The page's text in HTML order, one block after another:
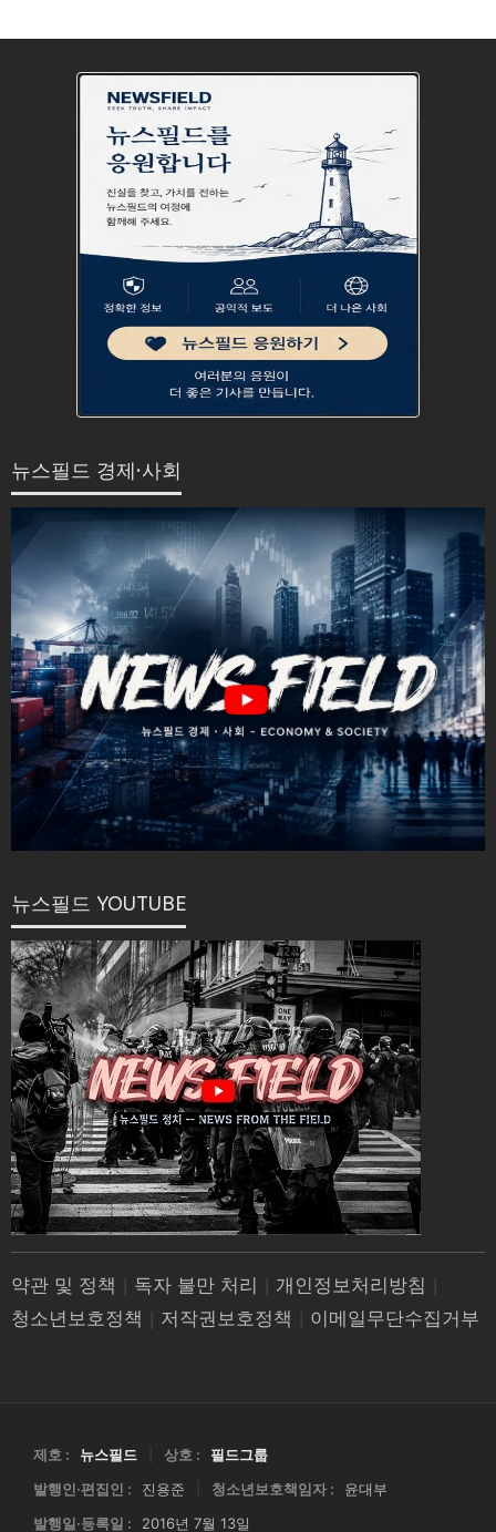
뉴스필드 경제·사회
뉴스필드 YOUTUBE
약관 및 정책 | 독자 불만 처리 | 개인정보처리방침 |
청소년보호정책 | 저작권보호정책 | 이메일무단수집거부
제호 : 뉴스필드 상호 :
필드그룹
발행인·편집인 :
진용준 청소년보호책임자 :
윤대부
발행일·등록일 :
2016년 7월 13일